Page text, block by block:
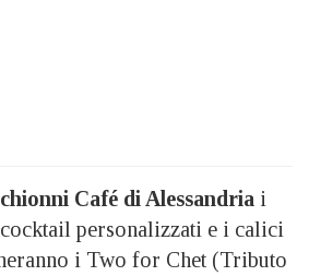
Café di Alessandria i
personalizzati e i calici
i Two for Chet (Tributo